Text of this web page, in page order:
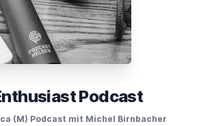
Podcast
(M) Podcast mit Michel Birnbacher